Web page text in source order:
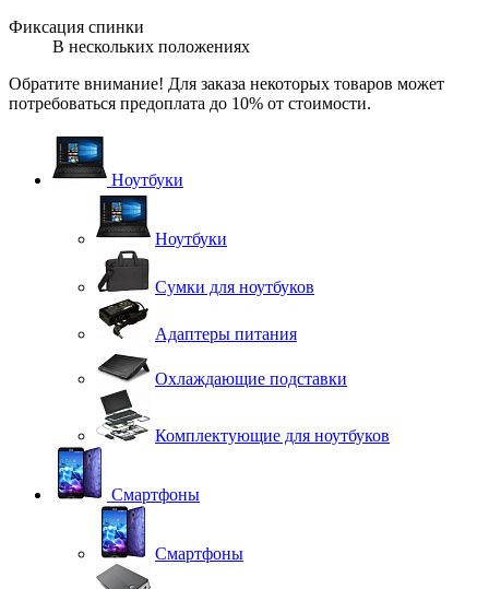
Фиксация спинки
В нескольких положениях
Обратите внимание! Для заказа некоторых товаров может
потребоваться предоплата до 10% от стоимости.
Ноутбуки
Ноутбуки
Сумки для ноутбуков
Адаптеры питания
Охлаждающие подставки
Комплектующие для ноутбуков
Смартфоны
Смартфоны